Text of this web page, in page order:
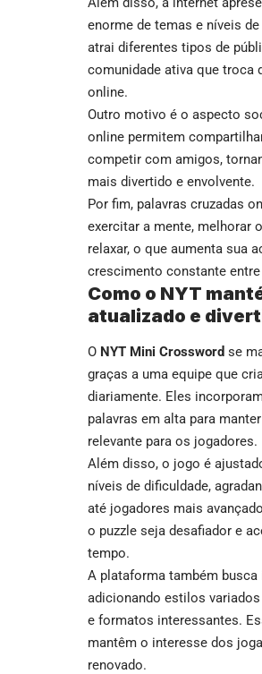
enorme de temas e níveis
atrai diferentes tipos de
comunidade ativa que troca
online.
Outro motivo é o aspecto
online permitem
competir com amigos,
mais divertido e envolvente.
Por fim, palavras cruzadas
exercitar a mente, melhorar
relaxar, o que aumenta sua
crescimento constante
Como o NYT
atualizado e
O NYT Mini Crossword se
graças a uma equipe que
diariamente. Eles
palavras em alta para
relevante para os jogadores.
Além disso, o jogo é
níveis de dificuldade,
até jogadores mais
o puzzle seja desafiador e
tempo.
A plataforma também busca
adicionando estilos variados
e formatos interessantes.
mantêm o interesse dos
renovado.